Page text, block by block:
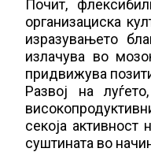
Почит,
организациска
изразувањето
излачува во
придвижува
Развој на
секоја
суштината во